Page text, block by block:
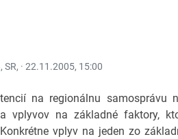
· 22.11.2005, 15:00
na regionálnu
vplyvov na základné faktory,
vplyv na jeden zo